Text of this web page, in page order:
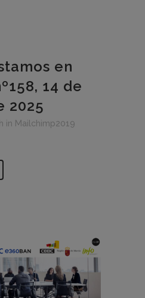
en
14 de
2025
in Mailchimp2019